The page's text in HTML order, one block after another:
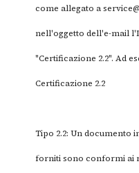
come allegato a
nell'oggetto dell'e-mail
"Certificazione 2.2". Ad
Certificazione 2.2
Tipo 2.2: Un documento
forniti sono conformi ai